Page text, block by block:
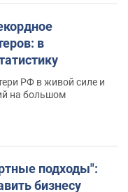
в
РФ в живой силе и
на большом
подходы":
бизнесу